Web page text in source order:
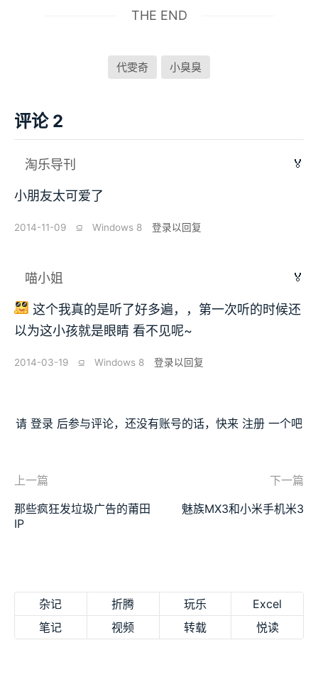
THE END
代雯奇 小臭臭
评论 2
淘乐导刊 🏅
小朋友太可爱了
2014-11-09 ⫑ Windows 8 登录以回复
喵小姐 🏅
这个我真的是听了好多遍，，第一次听的时候还
以为这小孩就是眼睛 看不见呢~
2014-03-19 ⫑ Windows 8 登录以回复
请 登录 后参与评论，还没有账号的话，快来 注册 一个吧
上一篇
那些疯狂发垃圾广告的莆田
IP
下一篇
魅族MX3和小米手机米3
杂记 折腾 玩乐
Excel
笔记
视频 转载 悦读